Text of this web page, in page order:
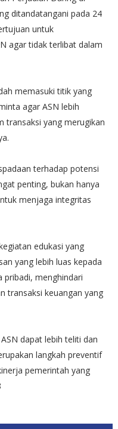
ditandatangani pada 24
untuk
agar tidak terlibat dalam
memasuki titik yang
agar ASN lebih
transaksi yang merugikan
terhadap potensi
penting, bukan hanya
menjaga integritas
edukasi yang
yang lebih luas kepada
pribadi, menghindari
transaksi keuangan yang
dapat lebih teliti dan
langkah preventif
pemerintah yang